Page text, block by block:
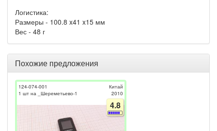
Логистика:
Размеры - 100.8 x41 x15 мм
Вес - 48 г
Похожие предложения
124-074-001
1 шт на _Шереметьево-1
Китай
2010
4.8